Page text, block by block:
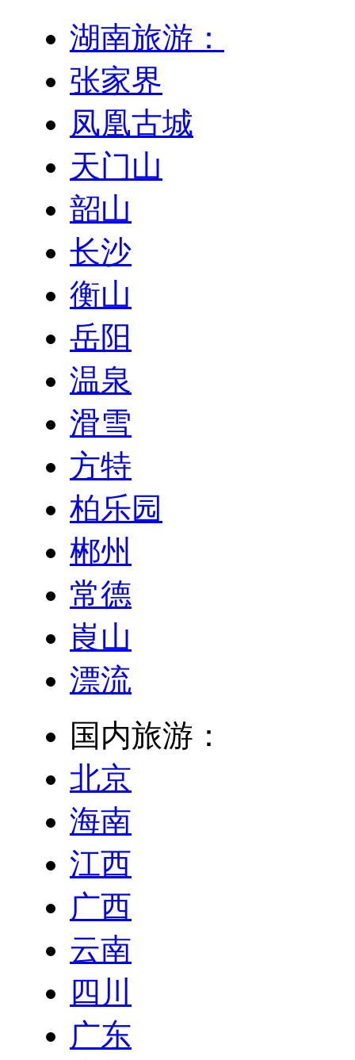
湖南旅游：
张家界
凤凰古城
天门山
韶山
长沙
衡山
岳阳
温泉
滑雪
方特
柏乐园
郴州
常德
崀山
漂流
国内旅游：
北京
海南
江西
广西
云南
四川
广东